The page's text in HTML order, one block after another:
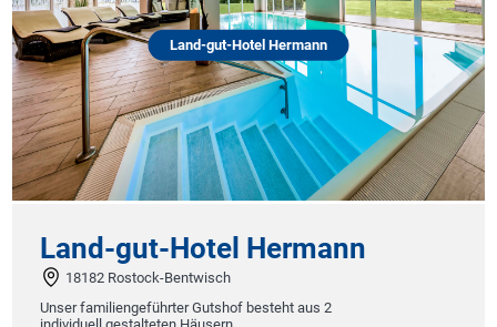
Land-gut-Hotel Hermann
Land-gut-Hotel Hermann
18182 Rostock-Bentwisch
Unser familiengeführter Gutshof besteht aus 2